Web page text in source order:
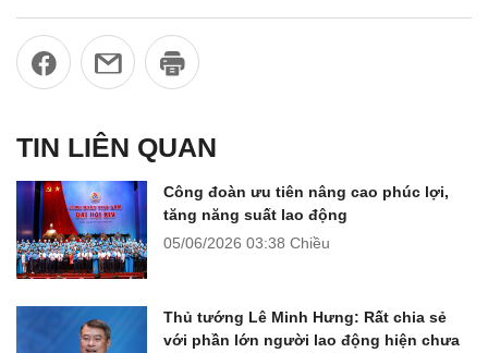
TIN LIÊN QUAN
Công đoàn ưu tiên nâng cao phúc lợi,
tăng năng suất lao động
05/06/2026 03:38 Chiều
Thủ tướng Lê Minh Hưng: Rất chia sẻ
với phần lớn người lao động hiện chưa